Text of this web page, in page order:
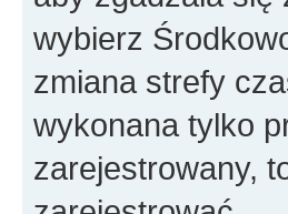
wybierz
zmiana strefy
wykonana tylko
zarejestrowany,